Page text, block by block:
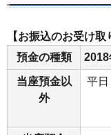
【お振込のお受け
預金の種類
2018
当座預金以
外
平